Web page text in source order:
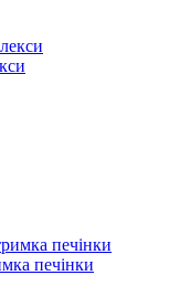
печінки